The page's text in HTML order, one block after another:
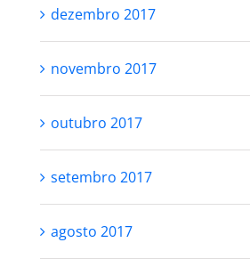
dezembro 2017
novembro 2017
outubro 2017
setembro 2017
agosto 2017